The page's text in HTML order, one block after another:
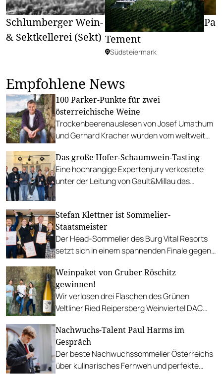
Schlumberger Wein-
& Sektkellerei (Sekt) Tement
Südsteiermark
Empfohlene News
100 Parker-Punkte für zwei
österreichische Weine
Trockenbeerenauslesen von Josef Umathum
und Gerhard Kracher wurden vom weltweit
Höchstwertung geadelt.
Das große Hofer-Schaumwein-Tasting
Eine hochrangige Expertenjury verkostete
unter der Leitung von Gault&Millau das
Stefan Klettner ist Sommelier-
Staatsmeister
Der Head-Sommelier des Burg Vital Resorts
setzt sich in einem spannenden Finale gegen
Weinpaket von Gruber Röschitz
gewinnen!
Wir verlosen drei Flaschen des Grünen
Veltliner Ried Reipersberg Weinviertel DAC
neuen Keller.
Nachwuchs-Talent Paul Harms im
Gespräch
Der beste Nachwuchssommelier Österreichs
über kulinarisches Fernweh und perfekte